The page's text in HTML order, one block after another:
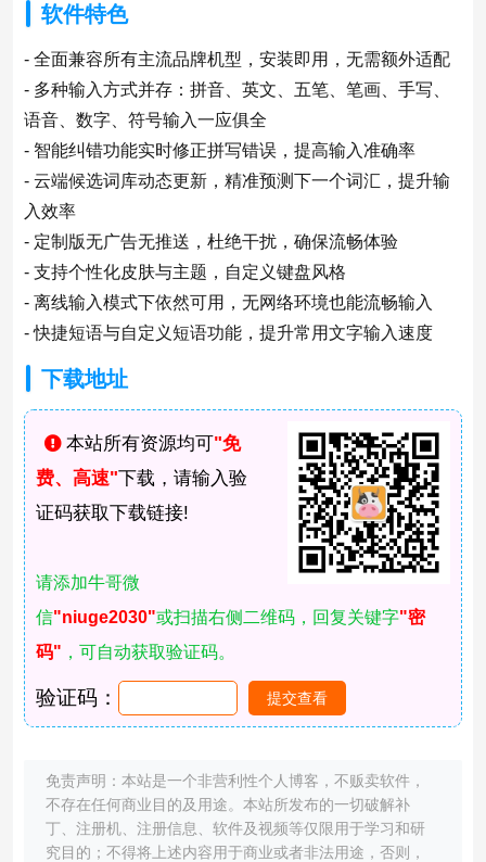
软件特色
- 全面兼容所有主流品牌机型，安装即用，无需额外适配
- 多种输入方式并存：拼音、英文、五笔、笔画、手写、
语音、数字、符号输入一应俱全
- 智能纠错功能实时修正拼写错误，提高输入准确率
- 云端候选词库动态更新，精准预测下一个词汇，提升输
入效率
- 定制版无广告无推送，杜绝干扰，确保流畅体验
- 支持个性化皮肤与主题，自定义键盘风格
- 离线输入模式下依然可用，无网络环境也能流畅输入
- 快捷短语与自定义短语功能，提升常用文字输入速度
下载地址
本站所有资源均可"免
费、高速"下载，请输入验
证码获取下载链接!
请添加牛哥微
信"niuge2030"或扫描右侧二维码，回复关键字"密
码" ，可自动获取验证码。
验证码：
免责声明：本站是一个非营利性个人博客，不贩卖软件，
不存在任何商业目的及用途。本站所发布的一切破解补
丁、注册机、注册信息、软件及视频等仅限用于学习和研
究目的；不得将上述内容用于商业或者非法用途，否则，